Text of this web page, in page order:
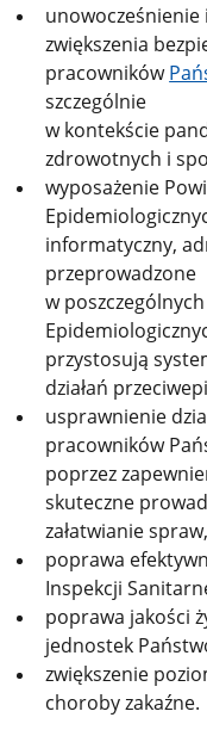
zwiększenia
pracowników
szczególnie
w kontekście
zdrowotnych i
wyposażenie
informatyczny,
przeprowadzone
w
przystosują
działań
usprawnienie
pracowników
poprzez
skuteczne
załatwianie spraw,
poprawa
Inspekcji
poprawa jakości
jednostek
zwiększenie
choroby zakaźne.